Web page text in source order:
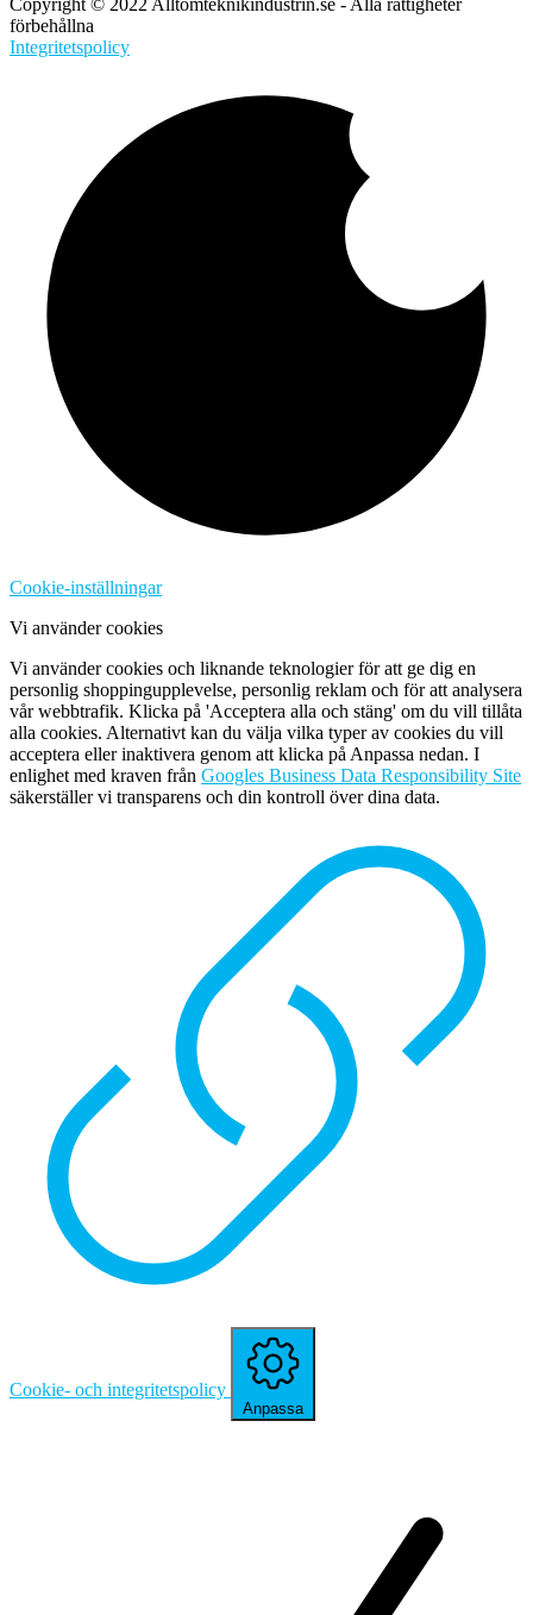
förbehållna
Integritetspolicy
Cookie-inställningar
Vi använder cookies
Vi använder cookies och liknande teknologier för att ge dig en
personlig shoppingupplevelse, personlig reklam och för att analysera
vår webbtrafik. Klicka på 'Acceptera alla och stäng' om du vill tillåta
alla cookies. Alternativt kan du välja vilka typer av cookies du vill
acceptera eller inaktivera genom att klicka på Anpassa nedan. I
enlighet med kraven från Googles Business Data Responsibility Site
säkerställer vi transparens och din kontroll över dina data.
Cookie- och integritetspolicy
Anpassa